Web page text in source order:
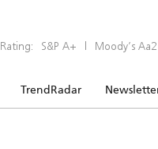
Rating: S&P A+ | Moody’s Aa2
TrendRadar